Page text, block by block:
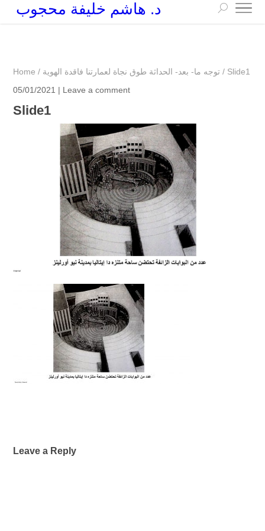
د. هاشم خليفة محجوب
Home / توجه ما- بعد- الحداثة طوق نجاة لعمارتنا فاقدة الهوية / Slide1
05/01/2021 | Leave a comment
Slide1
Leave a Reply